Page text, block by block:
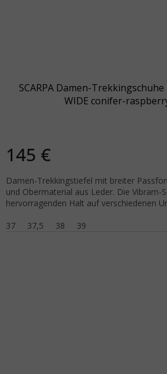
SCARPA Damen-Trekkingschuhe
WIDE conifer-
145 €
Damen-Trekkingstiefel mit breiter
und Obermaterial aus Leder. Die Vibram-
hervorragenden Halt auf verschiedenen
37
37,5 38 39